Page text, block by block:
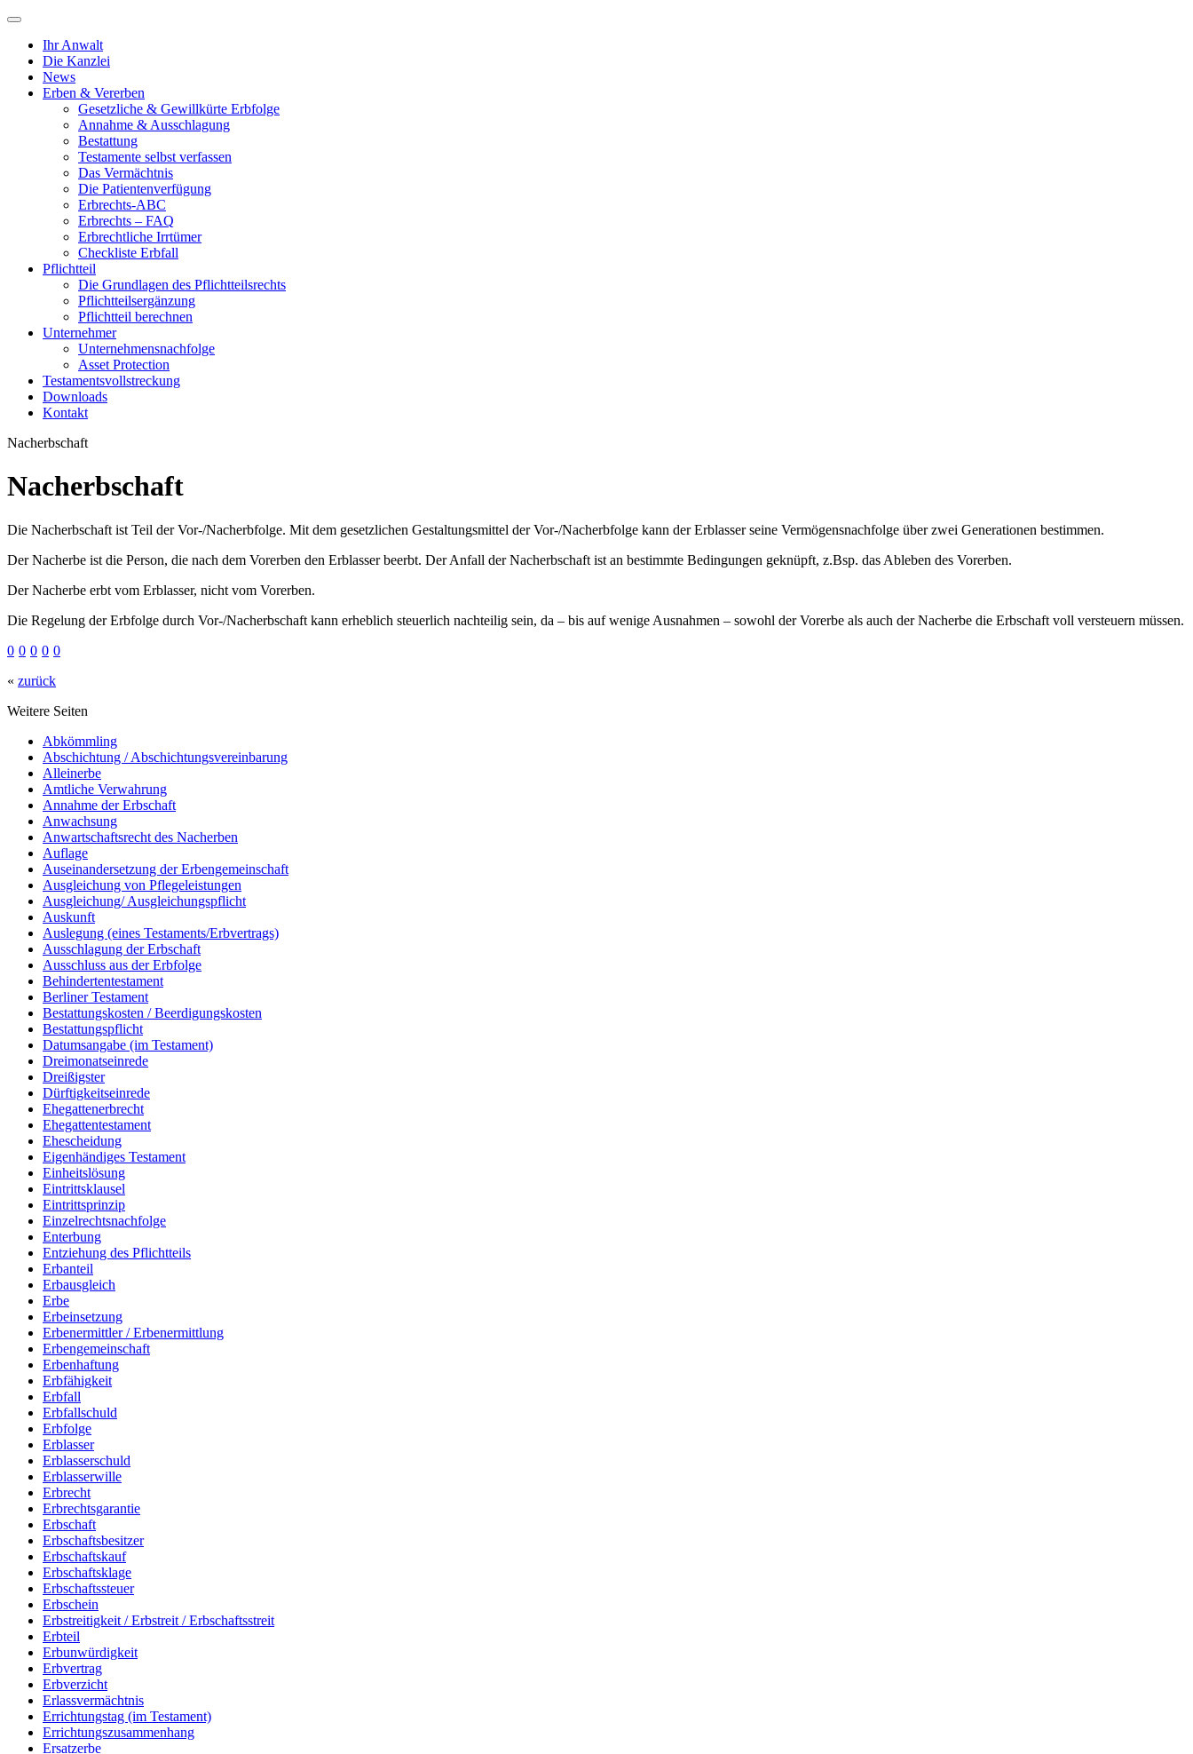
Ihr Anwalt
Die Kanzlei
News
Erben & Vererben
Gesetzliche & Gewillkürte Erbfolge
Annahme & Ausschlagung
Bestattung
Testamente selbst verfassen
Das Vermächtnis
Die Patientenverfügung
Erbrechts-ABC
Erbrechts – FAQ
Erbrechtliche Irrtümer
Checkliste Erbfall
Pflichtteil
Die Grundlagen des Pflichtteilsrechts
Pflichtteilsergänzung
Pflichtteil berechnen
Unternehmer
Unternehmensnachfolge
Asset Protection
Testamentsvollstreckung
Downloads
Kontakt
Nacherbschaft
Nacherbschaft
Die Nacherbschaft ist Teil der Vor-/Nacherbfolge. Mit dem gesetzlichen Gestaltungsmittel der Vor-/Nacherbfolge kann der Erblasser seine Vermögensnachfolge über zwei Generationen bestimmen.
Der Nacherbe ist die Person, die nach dem Vorerben den Erblasser beerbt. Der Anfall der Nacherbschaft ist an bestimmte Bedingungen geknüpft, z.Bsp. das Ableben des Vorerben.
Der Nacherbe erbt vom Erblasser, nicht vom Vorerben.
Die Regelung der Erbfolge durch Vor-/Nacherbschaft kann erheblich steuerlich nachteilig sein, da – bis auf wenige Ausnahmen – sowohl der Vorerbe als auch der Nacherbe die Erbschaft voll versteuern müssen.
0 0 0 0 0
« zurück
Weitere Seiten
Abkömmling
Abschichtung / Abschichtungsvereinbarung
Alleinerbe
Amtliche Verwahrung
Annahme der Erbschaft
Anwachsung
Anwartschaftsrecht des Nacherben
Auflage
Auseinandersetzung der Erbengemeinschaft
Ausgleichung von Pflegeleistungen
Ausgleichung/ Ausgleichungspflicht
Auskunft
Auslegung (eines Testaments/Erbvertrags)
Ausschlagung der Erbschaft
Ausschluss aus der Erbfolge
Behindertentestament
Berliner Testament
Bestattungskosten / Beerdigungskosten
Bestattungspflicht
Datumsangabe (im Testament)
Dreimonatseinrede
Dreißigster
Dürftigkeitseinrede
Ehegattenerbrecht
Ehegattentestament
Ehescheidung
Eigenhändiges Testament
Einheitslösung
Eintrittsklausel
Eintrittsprinzip
Einzelrechtsnachfolge
Enterbung
Entziehung des Pflichtteils
Erbanteil
Erbausgleich
Erbe
Erbeinsetzung
Erbenermittler / Erbenermittlung
Erbengemeinschaft
Erbenhaftung
Erbfähigkeit
Erbfall
Erbfallschuld
Erbfolge
Erblasser
Erblasserschuld
Erblasserwille
Erbrecht
Erbrechtsgarantie
Erbschaft
Erbschaftsbesitzer
Erbschaftskauf
Erbschaftsklage
Erbschaftssteuer
Erbschein
Erbstreitigkeit / Erbstreit / Erbschaftsstreit
Erbteil
Erbunwürdigkeit
Erbvertrag
Erbverzicht
Erlassvermächtnis
Errichtungstag (im Testament)
Errichtungszusammenhang
Ersatzerbe